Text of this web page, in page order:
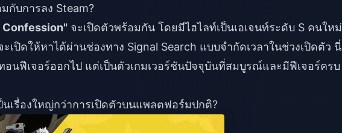
กับการลง Steam?
Confession" จะเปิดตัวพร้อมกัน โดยมีไฮไลท์เป็นเอเจนท์ระดับ S คนใหม่
เปิดให้หาได้ผ่านช่องทาง Signal Search แบบจำกัดเวลาในช่วงเปิดตัว นี่
นฟีเจอร์ออกไป แต่เป็นตัวเกมเวอร์ชันปัจจุบันที่สมบูรณ์และมีฟีเจอร์ครบ
นเรื่องใหญ่กว่าการเปิดตัวบนแพลตฟอร์มปกติ?